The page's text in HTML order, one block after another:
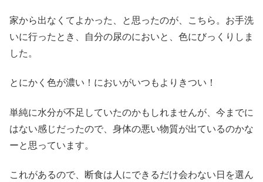
家から出なくてよかった、と思ったのが、こちら。お手洗
いに行ったとき、自分の尿のにおいと、色にびっくりしま
した。
とにかく色が濃い！においがいつもよりきつい！
単純に水分が不足していたのかもしれませんが、今までに
はない感じだったので、身体の悪い物質が出ているのかな
ーと思っています。
これがあるので、断食は人にできるだけ会わない日を選ん